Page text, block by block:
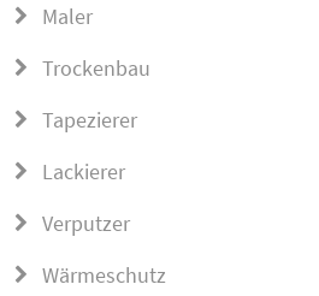
Maler
Trockenbau
Tapezierer
Lackierer
Verputzer
Wärmeschutz